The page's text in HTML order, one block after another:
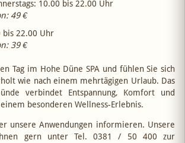
10.00 bis 22.00 Uhr
49 €
bis 22.00 Uhr
39 €
Tag im Hohe Düne SPA und fühlen Sie sich
wie nach einem mehrtägigen Urlaub. Das
verbindet Entspannung, Komfort und
besonderen Wellness-Erlebnis.
unsere Anwendungen informieren. Unsere
gern unter Tel. 0381 / 50 400 zur